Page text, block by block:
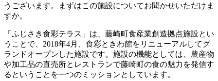
うございます。まずはこの施設についてお聞かせいただけま
すか。
「ふじさき食彩テラス」は、藤崎町食産業創造拠点施設とい
うことで、2018年4月、食彩ときわ館をリニューアルしてグ
ランドオープンした施設です。施設の機能としては、農産物
や加工品の直売所とレストランで藤崎町の食の魅力を発信す
るということを一つのミッションとしています。